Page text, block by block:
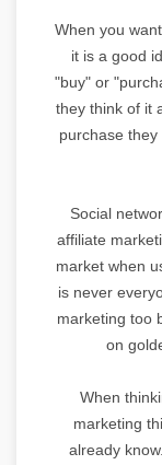
When you
it is a good
"buy" or
they think of it
purchase
Social
affiliate
market when
is never
marketing too
on
When
marketing
already